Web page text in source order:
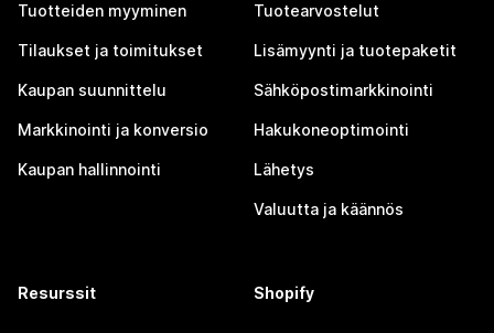
Tuotteiden myyminen
Tilaukset ja toimitukset
Kaupan suunnittelu
Markkinointi ja konversio
Kaupan hallinnointi
Tuotearvostelut
Lisämyynti ja tuotepaketit
Sähköpostimarkkinointi
Hakukoneoptimointi
Lähetys
Valuutta ja käännös
Resurssit Shopify